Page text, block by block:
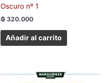
Oscuro nº 1
₲ 320.000
Añadir al carrito